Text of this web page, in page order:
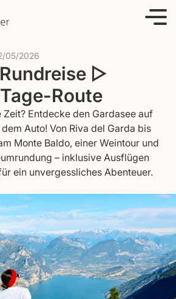
05/2026
▷
Route
Zeit? Entdecke den Gardasee auf
Auto! Von Riva del Garda bis
Monte Baldo, einer Weintour und
– inklusive Ausflügen
ein unvergessliches Abenteuer.